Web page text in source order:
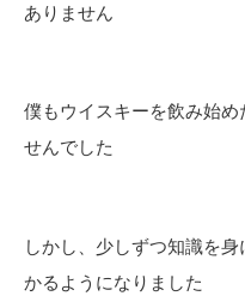
ありません
僕もウイスキーを飲み始
せんでした
しかし、少しずつ知識を
かるようになりました